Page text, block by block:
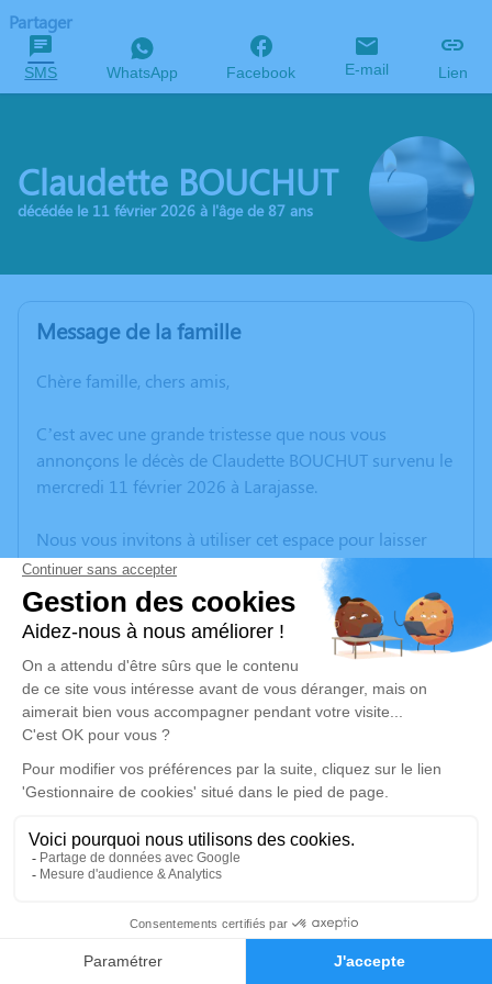
Faire-part Hommages
Partager
SMS WhatsApp Facebook E-mail Lien
Claudette BOUCHUT
décédée le 11 février 2026 à l'âge de 87 ans
Message de la famille
Chère famille, chers amis,
C’est avec une grande tristesse que nous vous
annonçons le décès de Claudette BOUCHUT survenu le
mercredi 11 février 2026 à Larajasse.
Nous vous invitons à utiliser cet espace pour laisser
vos condoléances, partager des photos souvenirs, une
anecdote ou exprimer vos pensées à travers des
poèmes ou des textes. Cet endroit est un lieu
d'expression dédié à honorer la mémoire de Claudette
BOUCHUT.
Cérémonie religieuse
Église de Saint-Symphorien-sur-Coise
Rue Cardinal Girard
Je rends hommage